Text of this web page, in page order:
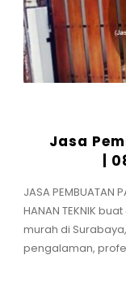
Jasa
|
JASA PEMBUATAN
HANAN TEKNIK
murah di
pengalaman,